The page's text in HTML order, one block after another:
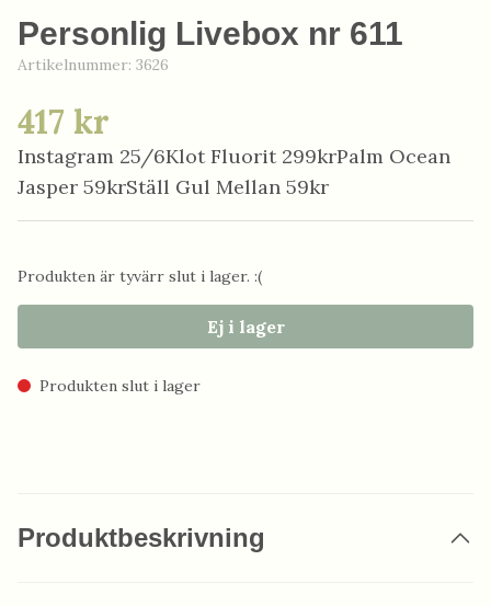
Personlig Livebox nr 611
Artikelnummer: 3626
417 kr
Instagram 25/6Klot Fluorit 299krPalm Ocean
Jasper 59krStäll Gul Mellan 59kr
Produkten är tyvärr slut i lager. :(
Ej i lager
Produkten slut i lager
Produktbeskrivning